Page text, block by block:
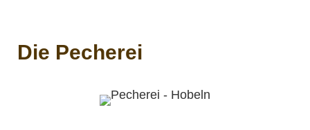
Die Pecherei